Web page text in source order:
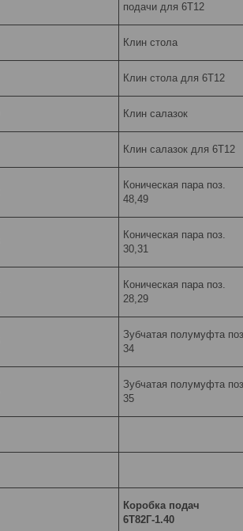
подачи для 6Т12
Клин стола
Клин стола для 6Т12
Клин салазок
Клин салазок для 6Т12
Коническая пара поз.
48,49
Коническая пара поз.
30,31
Коническая пара поз.
28,29
Зубчатая полумуфта
34
Зубчатая полумуфта
35
Коробка подач
6Т82Г-1.40